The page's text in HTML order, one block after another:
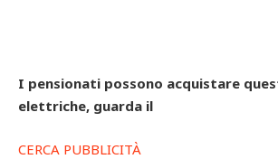
I pensionati possono acquistare
elettriche, guarda il
CERCA PUBBLICITÀ